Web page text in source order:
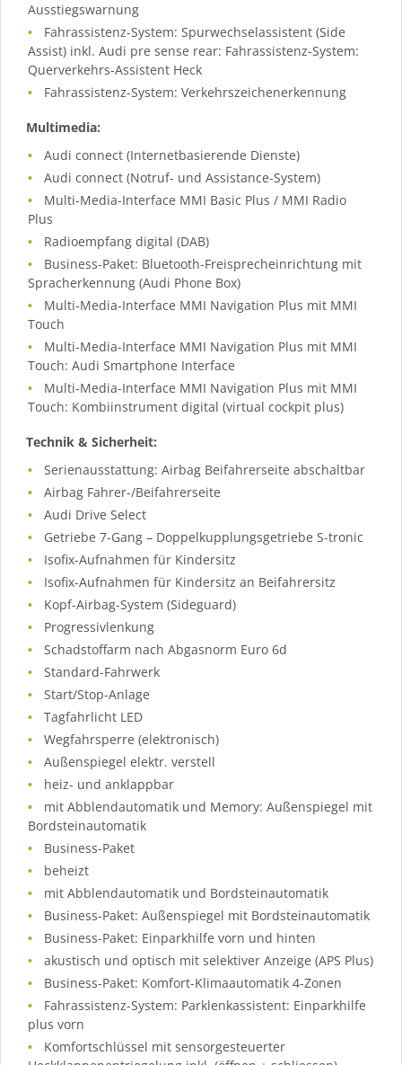
Ausstiegswarnung
Fahrassistenz-System: Spurwechselassistent (Side
Assist) inkl. Audi pre sense rear: Fahrassistenz-System:
Querverkehrs-Assistent Heck
Fahrassistenz-System: Verkehrszeichenerkennung
Multimedia:
Audi connect (Internetbasierende Dienste)
Audi connect (Notruf- und Assistance-System)
Multi-Media-Interface MMI Basic Plus / MMI Radio
Plus
Radioempfang digital (DAB)
Business-Paket: Bluetooth-Freisprecheinrichtung mit
Spracherkennung (Audi Phone Box)
Multi-Media-Interface MMI Navigation Plus mit MMI
Touch
Multi-Media-Interface MMI Navigation Plus mit MMI
Touch: Audi Smartphone Interface
Multi-Media-Interface MMI Navigation Plus mit MMI
Touch: Kombiinstrument digital (virtual cockpit plus)
Technik & Sicherheit:
Serienausstattung: Airbag Beifahrerseite abschaltbar
Airbag Fahrer-/Beifahrerseite
Audi Drive Select
Getriebe 7-Gang – Doppelkupplungsgetriebe S-tronic
Isofix-Aufnahmen für Kindersitz
Isofix-Aufnahmen für Kindersitz an Beifahrersitz
Kopf-Airbag-System (Sideguard)
Progressivlenkung
Schadstoffarm nach Abgasnorm Euro 6d
Standard-Fahrwerk
Start/Stop-Anlage
Tagfahrlicht LED
Wegfahrsperre (elektronisch)
Außenspiegel elektr. verstell
heiz- und anklappbar
mit Abblendautomatik und Memory: Außenspiegel mit
Bordsteinautomatik
Business-Paket
beheizt
mit Abblendautomatik und Bordsteinautomatik
Business-Paket: Außenspiegel mit Bordsteinautomatik
Business-Paket: Einparkhilfe vorn und hinten
akustisch und optisch mit selektiver Anzeige (APS Plus)
Business-Paket: Komfort-Klimaautomatik 4-Zonen
Fahrassistenz-System: Parklenkassistent: Einparkhilfe
plus vorn
Komfortschlüssel mit sensorgesteuerter